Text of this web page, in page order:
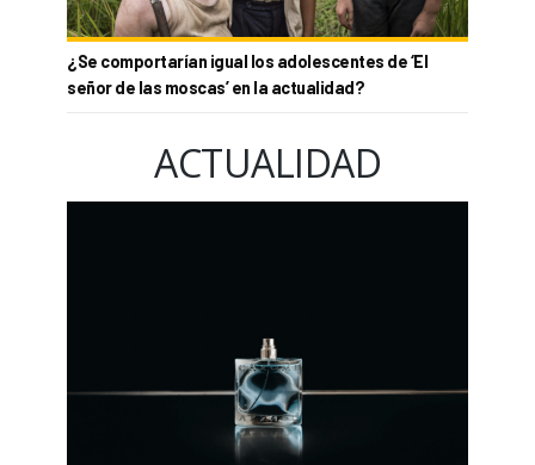
¿Se comportarían igual los adolescentes de ‘El
señor de las moscas’ en la actualidad?
ACTUALIDAD